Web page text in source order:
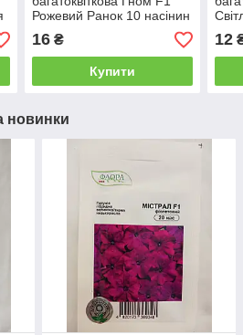
Рожевий Ранок 10 насінин
Сerny SeedEra
16₴
Купити
12
новинки